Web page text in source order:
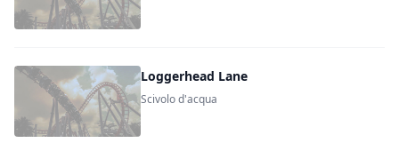
Loggerhead Lane
Scivolo d'acqua